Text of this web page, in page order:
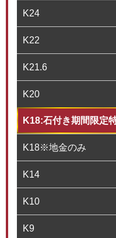
K24
K22
K21.6
K20
K18:石付き期間限定
K18※地金のみ
K14
K10
K9